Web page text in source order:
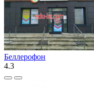
Беллерофон
4.3